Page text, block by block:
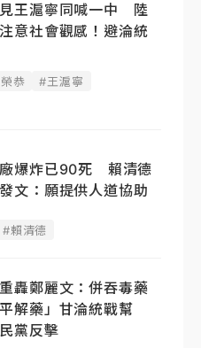
王滬寧同喊一中 陸
意社會觀感！避淪統
恭
#王滬寧
爆炸已90死 賴清德
文：願提供人道協助
#賴清德
轟鄭麗文：併吞毒藥
解藥」甘淪統戰幫
黨反擊